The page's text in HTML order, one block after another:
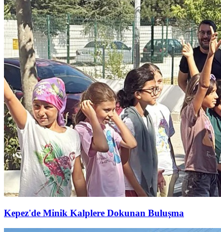
Kepez'de Minik Kalplere Dokunan Buluşma